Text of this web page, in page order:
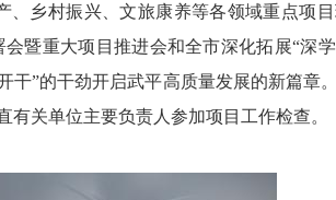
乡村振兴、文旅康养等各领域重点项
暨重大项目推进会和全市深化拓展“深
干”的干劲开启武平高质量发展的新篇章
关单位主要负责人参加项目工作检查。